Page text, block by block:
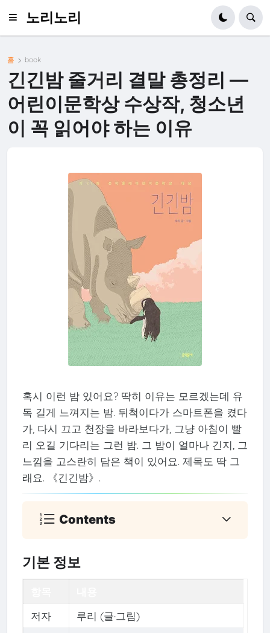
노리노리
홈 book
긴긴밤 줄거리 결말 총정리 —
어린이문학상 수상작, 청소년
이 꼭 읽어야 하는 이유
혹시 이런 밤 있어요? 딱히 이유는 모르겠는데 유
독 길게 느껴지는 밤. 뒤척이다가 스마트폰을 켰다
가, 다시 끄고 천장을 바라보다가, 그냥 아침이 빨
리 오길 기다리는 그런 밤. 그 밤이 얼마나 긴지, 그
느낌을 고스란히 담은 책이 있어요. 제목도 딱 그
래요. 《긴긴밤》.
Contents
기본 정보
저자
루리 (글·그림)